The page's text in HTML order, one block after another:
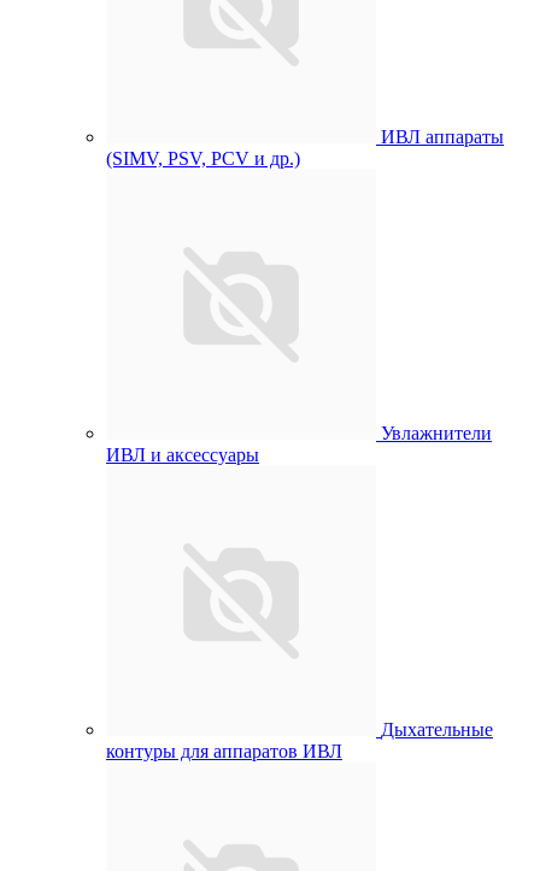
ИВЛ аппараты
(SIMV, PSV, PCV и др.)
Увлажнители
ИВЛ и аксессуары
Дыхательные
контуры для аппаратов ИВЛ